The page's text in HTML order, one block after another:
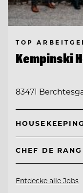
TOP
Kempinski
83471
CHEF DE
Entdecke alle Jobs